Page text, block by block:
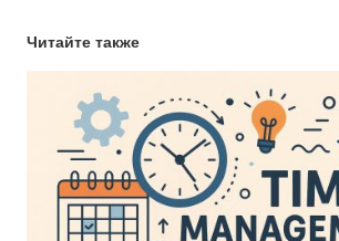
Читайте также